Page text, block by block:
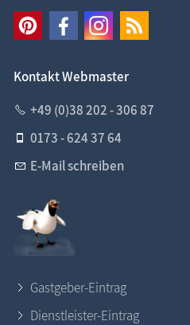
Kontakt Webmaster
+49 (0)38 202 - 306 87
0173 - 624 37 64
E-Mail schreiben
Gastgeber-Eintrag
Dienstleister-Eintrag